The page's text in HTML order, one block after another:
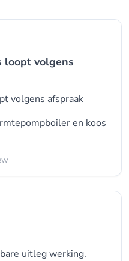
loopt volgens
volgens afspraak
en koos
uitleg werking.